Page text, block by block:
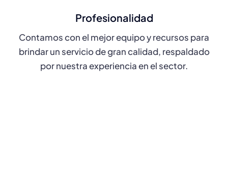
Profesionalidad
Contamos con el mejor equipo y recursos para
brindar un servicio de gran calidad, respaldado
por nuestra experiencia en el sector.